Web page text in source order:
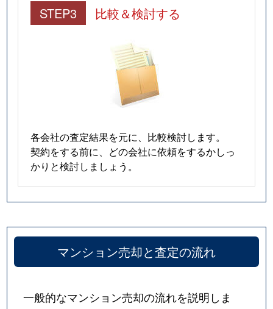
STEP3 比較＆検討する
各会社の査定結果を元に、比較検討します。
契約をする前に、どの会社に依頼をするかしっ
かりと検討しましょう。
マンション売却と査定の流れ
一般的なマンション売却の流れを説明しま